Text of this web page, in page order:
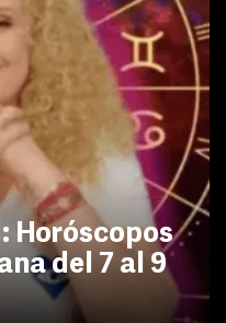
Horóscopos
del 7 al 9